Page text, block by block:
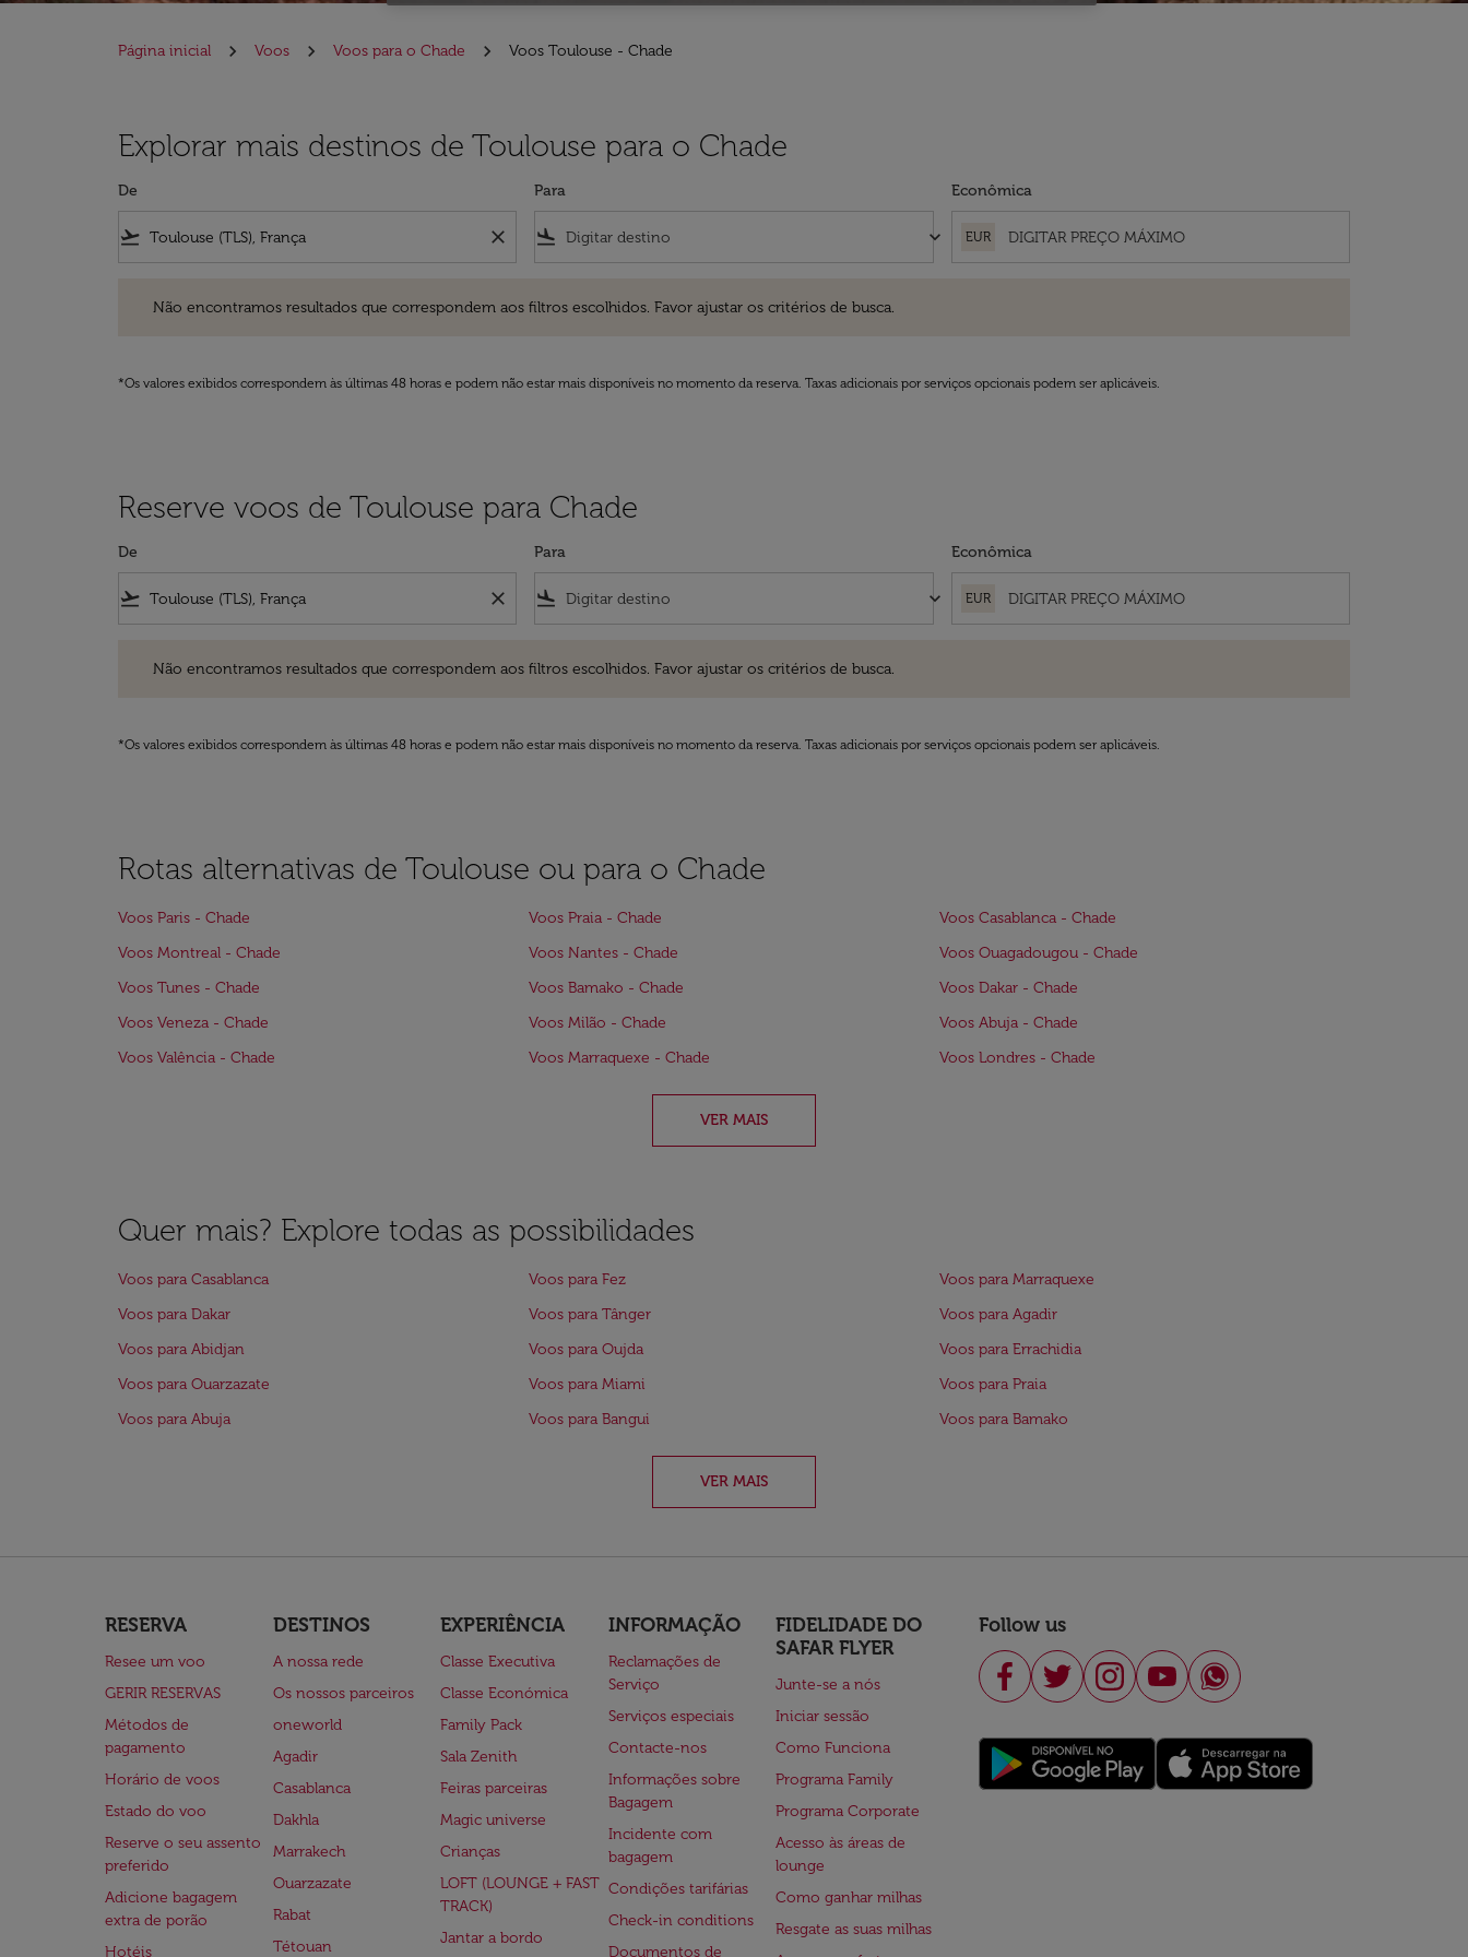
Página inicial Voos Voos para o Chade Voos Toulouse - Chade
Explorar mais destinos de Toulouse para o Chade
De
flight_takeoff close
Para
flight_land keyboard_arrow_down
Econômica
EUR
Não encontramos resultados que correspondem aos filtros escolhidos. Favor ajustar os critérios de busca.
*Os valores exibidos correspondem às últimas 48 horas e podem não estar mais disponíveis no momento da reserva. Taxas adicionais por serviços opcionais podem ser aplicáveis.
Reserve voos de Toulouse para Chade
De
flight_takeoff close
Para
flight_land keyboard_arrow_down
Econômica
EUR
Não encontramos resultados que correspondem aos filtros escolhidos. Favor ajustar os critérios de busca.
*Os valores exibidos correspondem às últimas 48 horas e podem não estar mais disponíveis no momento da reserva. Taxas adicionais por serviços opcionais podem ser aplicáveis.
Rotas alternativas de Toulouse ou para o Chade
Voos Paris - Chade Voos Praia - Chade
Voos Casablanca - Chade
Voos Montreal - Chade
Voos Nantes - Chade
Voos Ouagadougou - Chade
Voos Tunes - Chade
Voos Bamako - Chade
Voos Dakar - Chade
Voos Veneza - Chade
Voos Milão - Chade
Voos Abuja - Chade
Voos Valência - Chade
Voos Marraquexe - Chade Voos Londres - Chade
VER MAIS
Quer mais? Explore todas as possibilidades
Voos para Casablanca Voos para Fez
Voos para Marraquexe
Voos para Dakar
Voos para Tânger
Voos para Agadir
Voos para Abidjan
Voos para Oujda
Voos para Errachidia
Voos para Ouarzazate
Voos para Miami
Voos para Praia
Voos para Abuja
Voos para Bangui Voos para Bamako
VER MAIS
RESERVA
Resee um voo
GERIR RESERVAS
Métodos de
pagamento
Horário de voos
Estado do voo
Reserve o seu assento
preferido
Adicione bagagem
extra de porão
Hotéis
DESTINOS
A nossa rede
Os nossos parceiros
oneworld
Agadir
Casablanca
Dakhla
Marrakech
Ouarzazate
Rabat
Tétouan
EXPERIÊNCIA
Classe Executiva
Classe Económica
Family Pack
Sala Zenith
Feiras parceiras
Magic universe
Crianças
LOFT (LOUNGE + FAST
TRACK)
Jantar a bordo
INFORMAÇÃO
Reclamações de
Serviço
Serviços especiais
Contacte-nos
Informações sobre
Bagagem
Incidente com
bagagem
Condições tarifárias
Check-in conditions
Documentos de
FIDELIDADE DO
SAFAR FLYER
Junte-se a nós
Iniciar sessão
Como Funciona
Programa Family
Programa Corporate
Acesso às áreas de
lounge
Como ganhar milhas
Resgate as suas milhas
Follow us